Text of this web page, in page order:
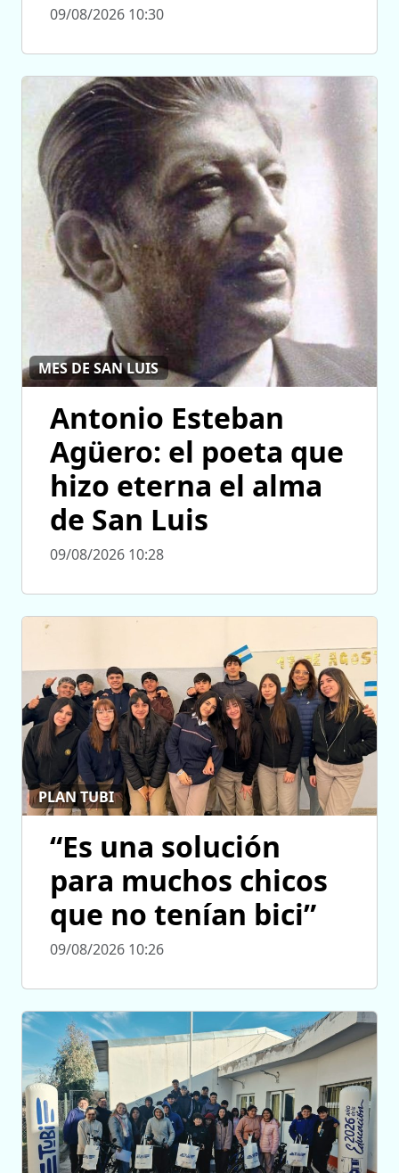
09/08/2026 10:30
MES DE SAN LUIS
Antonio Esteban
Agüero: el poeta que
hizo eterna el alma
de San Luis
09/08/2026 10:28
PLAN TUBI
“Es una solución
para muchos chicos
que no tenían bici”
09/08/2026 10:26